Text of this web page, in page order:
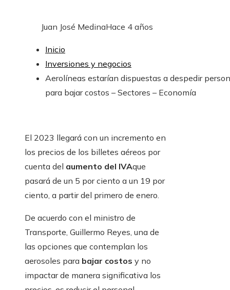
Juan José MedinaHace 4 años
Inicio
Inversiones y negocios
Aerolíneas estarían dispuestas a despedir
para bajar costos – Sectores – Economía
El 2023 llegará con un incremento en
los precios de los billetes aéreos por
cuenta del aumento del IVAque
pasará de un 5 por ciento a un 19 por
ciento, a partir del primero de enero.
De acuerdo con el ministro de
Transporte, Guillermo Reyes, una de
las opciones que contemplan los
aerosoles para bajar costos y no
impactar de manera significativa los